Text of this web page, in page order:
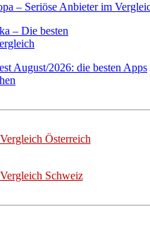
– Seriöse Anbieter im
– Die besten
August/2026: die besten Apps
Österreich
Schweiz